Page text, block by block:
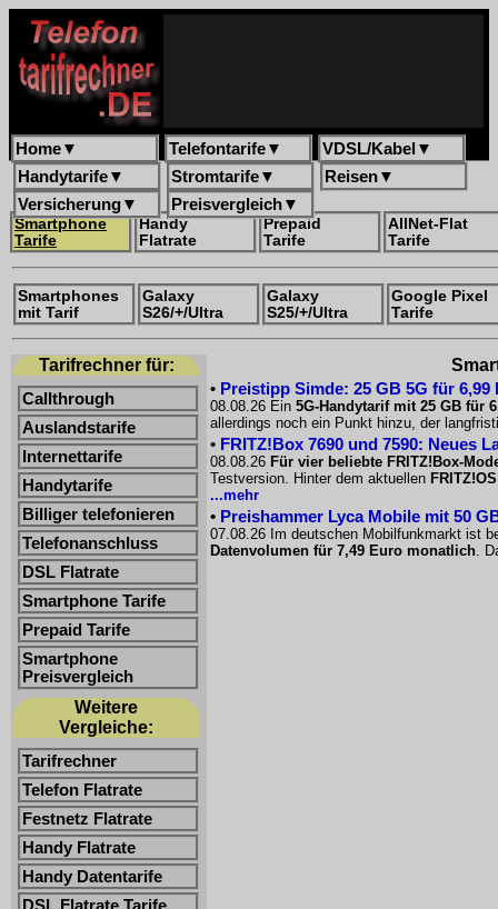
Home▼ Telefontarife▼ VDSL/Kabel ▼
Handytarife▼ Stromtarife▼ Reisen▼
Versicherung▼ Preisvergleich▼
Smartphone
Tarife
Handy
Flatrate
Prepaid
Tarife
AllNet-Flat
Tarife
Smartphones
mit Tarif
Galaxy
S26/+/Ultra
Galaxy
S25/+/Ultra
Google Pixel
Tarife
Tarifrechner für:
Callthrough
Auslandstarife
Internettarife
Handytarife
Billiger telefonieren
Telefonanschluss
DSL Flatrate
Smartphone Tarife
Prepaid Tarife
Smartphone
Preisvergleich
Weitere
Vergleiche:
Tarifrechner
Telefon Flatrate
Festnetz Flatrate
Handy Flatrate
Handy Datentarife
• Preistipp Simde: 25 GB 5G für
08.08.26 Ein 5G-Handytarif mit 25 GB für
allerdings noch ein Punkt hinzu, der
• FRITZ!Box 7690 und 7590: Neues
08.08.26 Für vier beliebte FRITZ!Box-
Testversion. Hinter dem aktuellen
...mehr
• Preishammer Lyca Mobile mit 50
07.08.26 Im deutschen Mobilfunkmarkt ist
Datenvolumen für 7,49 Euro monatlich.